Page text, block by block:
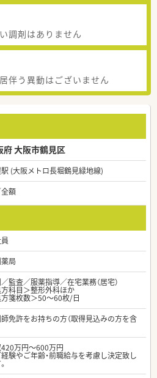
調剤はありません
伴う異動はございません
府 大阪市鶴見区
(大阪メトロ長堀鶴見緑地線)
額
局
監査／服薬指導／在宅業務（居宅）
科目＞整形外科ほか
箋枚数＞50～60枚/日
免許をお持ちの方（取得見込みの方を含
万円～600万円
験やご年齢・前職給与を考慮し決定致し